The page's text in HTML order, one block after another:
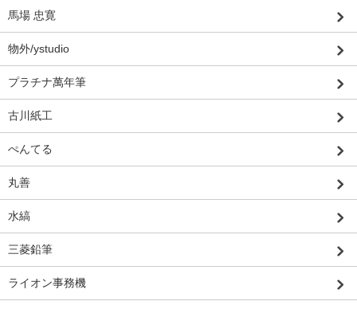
馬場 忠寛
物外/ystudio
プラチナ萬年筆
古川紙工
ぺんてる
丸善
水縞
三菱鉛筆
ライオン事務機